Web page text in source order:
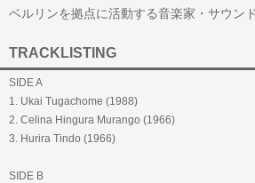
ベルリンを拠点に活動する音楽家・サウン
TRACKLISTING
SIDE A
1. Ukai Tugachome (1988)
2. Celina Hingura Murango (1966)
3. Hurira Tindo (1966)
SIDE B